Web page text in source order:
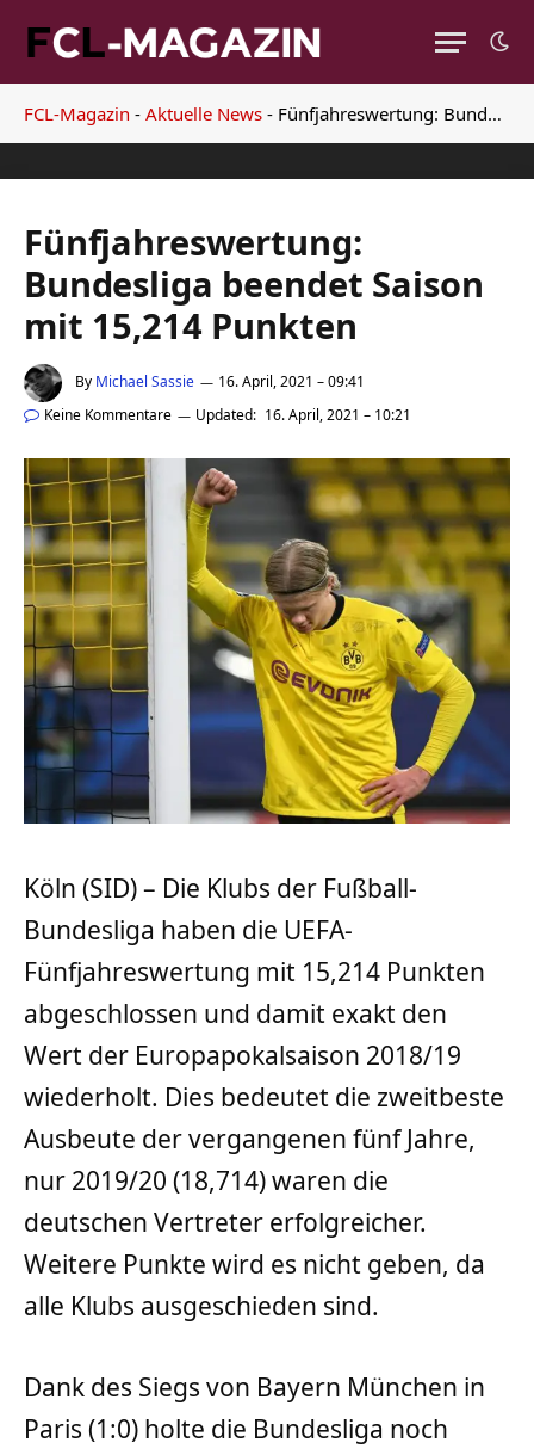
FCL-Magazin - Aktuelle News - Fünfjahreswertung: Bundesliga beendet Saison mit 15,214 Punkten
Fünfjahreswertung:
Bundesliga beendet Saison
mit 15,214 Punkten
By Michael Sassie
16. April, 2021 – 09:41
Keine Kommentare
Updated: 16. April, 2021 – 10:21
Köln (SID) – Die Klubs der Fußball-
Bundesliga haben die UEFA-
Fünfjahreswertung mit 15,214 Punkten
abgeschlossen und damit exakt den
Wert der Europapokalsaison 2018/19
wiederholt. Dies bedeutet die zweitbeste
Ausbeute der vergangenen fünf Jahre,
nur 2019/20 (18,714) waren die
deutschen Vertreter erfolgreicher.
Weitere Punkte wird es nicht geben, da
alle Klubs ausgeschieden sind.
Dank des Siegs von Bayern München in
Paris (1:0) holte die Bundesliga noch